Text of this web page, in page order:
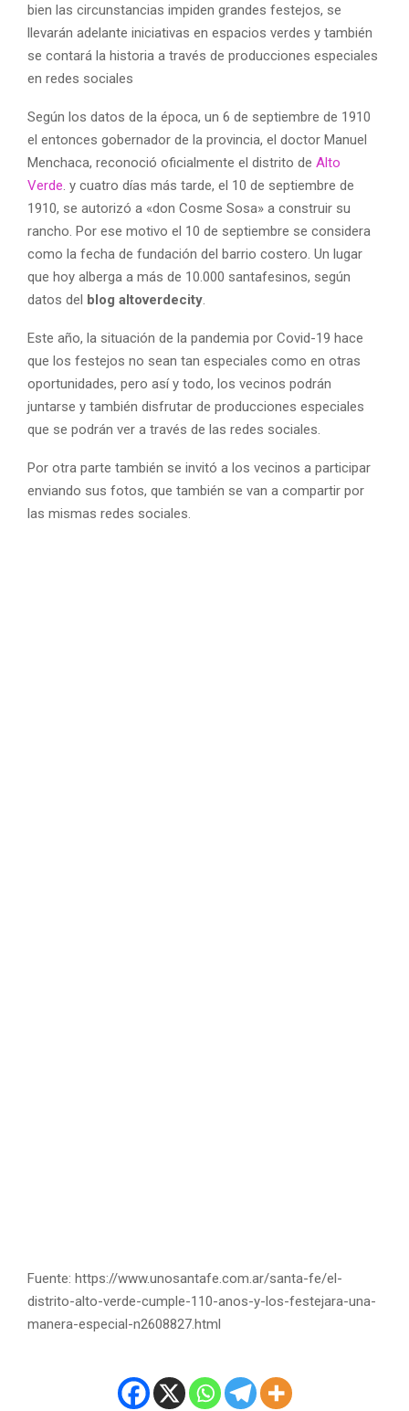
bien las circunstancias impiden grandes festejos, se
llevarán adelante iniciativas en espacios verdes y también
se contará la historia a través de producciones especiales
en redes sociales
Según los datos de la época, un 6 de septiembre de 1910
el entonces gobernador de la provincia, el doctor Manuel
Menchaca, reconoció oficialmente el distrito de Alto
Verde . y cuatro días más tarde, el 10 de septiembre de
1910, se autorizó a «don Cosme Sosa» a construir su
rancho. Por ese motivo el 10 de septiembre se considera
como la fecha de fundación del barrio costero. Un lugar
que hoy alberga a más de 10.000 santafesinos, según
datos del blog altoverdecity
Este año, la situación de la pandemia por Covid-19 hace
que los festejos no sean tan especiales como en otras
oportunidades, pero así y todo, los vecinos podrán
juntarse y también disfrutar de producciones especiales
que se podrán ver a través de las redes sociales.
Por otra parte también se invitó a los vecinos a participar
enviando sus fotos, que también se van a compartir por
las mismas redes sociales.
Fuente: https://www.unosantafe.com.ar/santa-fe/el-
distrito-alto-verde-cumple-110-anos-y-los-festejara-una-
manera-especial-n2608827.html